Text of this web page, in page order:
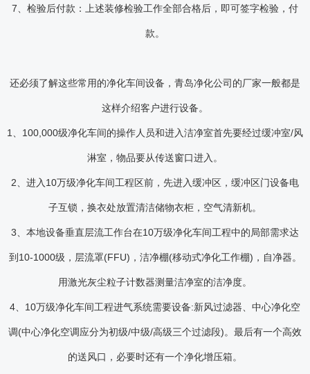
7、检验后付款：上述装修检验工作全部合格后，即可签字检验，付
款。
还必须了解这些常用的净化车间设备，青岛净化公司的厂家一般都是
这样介绍客户进行设备。
1、100,000级净化车间的操作人员和进入洁净室首先要经过缓冲室/风
淋室，物品要从传送窗口进入。
2、进入10万级净化车间工程区前，先进入缓冲区，缓冲区门设备电
子互锁，换衣处放置清洁储物衣柜，空气清新机。
3、本地设备垂直层流工作台在10万级净化车间工程中的局部需求达
到10-1000级，层流罩(FFU)，洁净棚(移动式净化工作棚)，自净器。
用激光灰尘粒子计数器测量洁净室的洁净度。
4、10万级净化车间工程进气系统需要设备:新风过滤器、中心净化空
调(中心净化空调应分为初级/中级/高级三个过滤段)。最后有一个高效
的送风口，必要时还有一个净化增压箱。